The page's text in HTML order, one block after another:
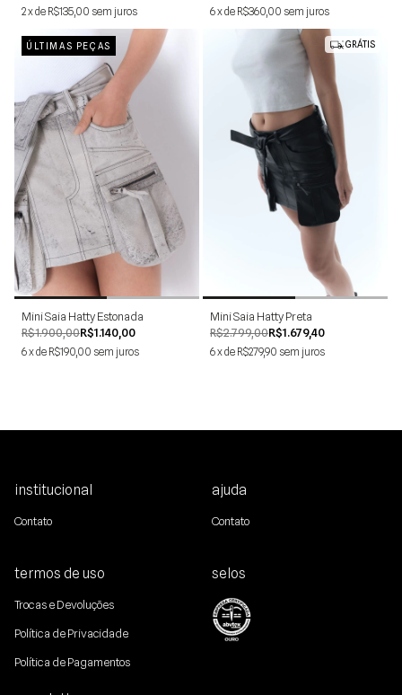
2xde R$135,00 sem juros 6xde R$360,00 sem juros
ÚLTIMAS PEÇAS
Mini Saia Hatty Estonada
R$1.140,00
R$1.900,00
6xde R$190,00 sem juros
34 36 40
GRÁTIS
Mini Saia Hatty Preta
R$1.679,40
R$2.799,00
6xde R$279,90 sem juros
42 44
institucional
Contato
ajuda
Contato
termos de uso
Trocas e Devoluções
Política de Privacidade
Política de Pagamentos
selos